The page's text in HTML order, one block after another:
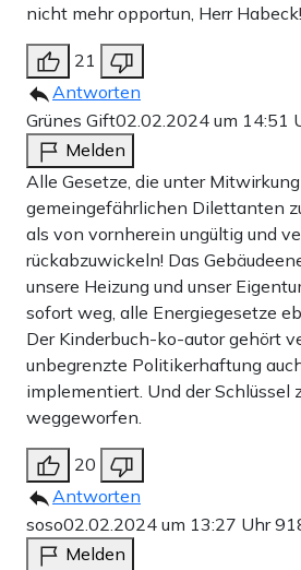
nicht mehr opportun, Herr Habeck!
21
Antworten
Grünes Gift02.02.2024 um 14:51
Melden
Alle Gesetze, die unter
gemeingefährlichen Dilettanten
als von vornherein ungültig und
rückabzuwickeln! Das
unsere Heizung und unser
sofort weg, alle Energiegesetze
Der Kinderbuch-ko-autor gehört
unbegrenzte Politikerhaftung
implementiert. Und der Schlüssel
weggeworfen.
20
Antworten
soso02.02.2024 um 13:27 Uhr
Melden